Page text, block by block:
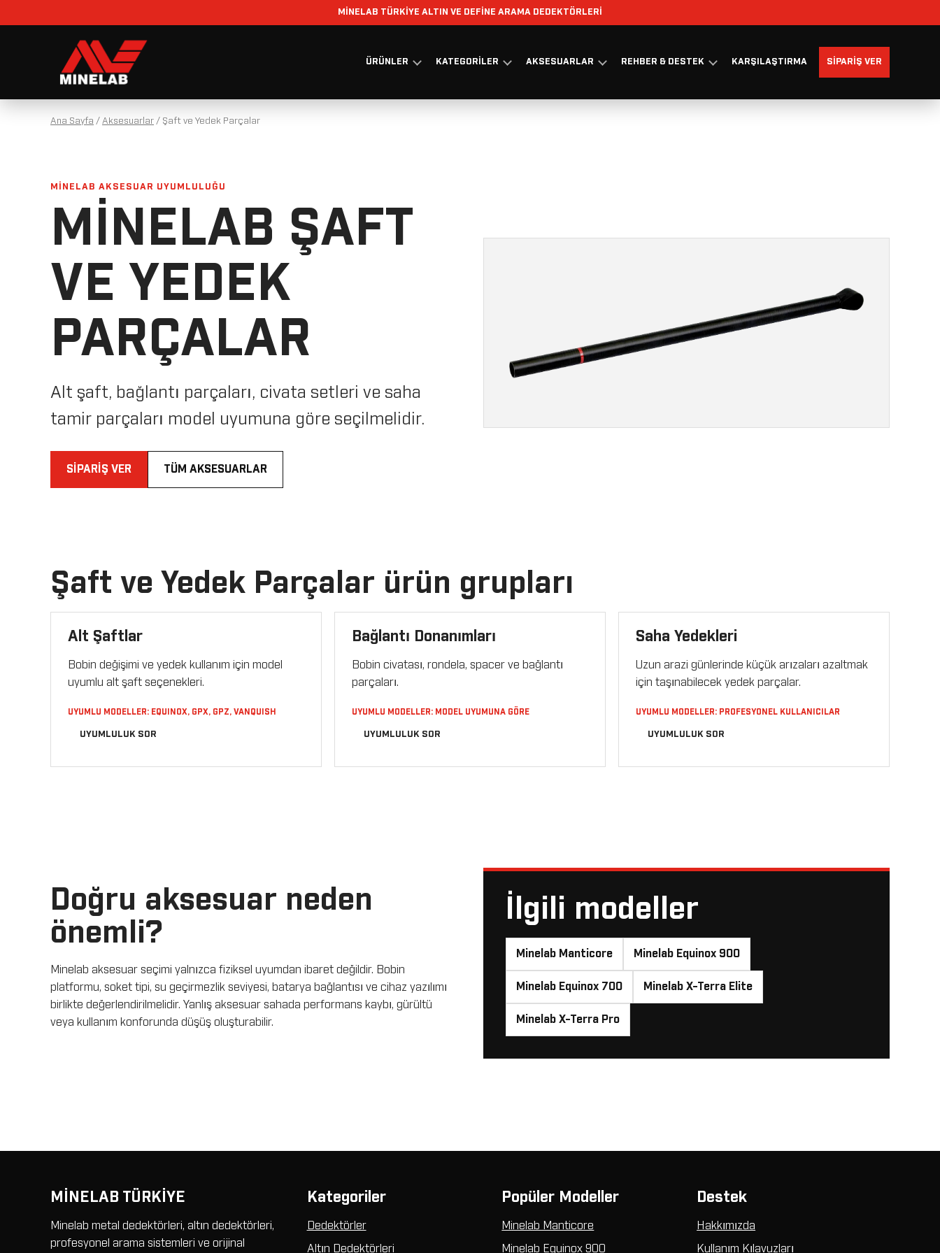
MİNELAB TÜRKİYE ALTIN VE DEFİNE ARAMA DEDEKTÖRLERİ
ÜRÜNLER KATEGORILER AKSESUARLAR REHBER & DESTEK KARŞILAŞTIRMA SIPARIŞ VER
Ana Sayfa / Aksesuarlar / Şaft ve Yedek Parçalar
MINELAB AKSESUAR UYUMLULUĞU
MINELAB ŞAFT
VE YEDEK
PARÇALAR
Alt şaft, bağlantı parçaları, civata setleri ve saha
tamir parçaları model uyumuna göre seçilmelidir.
SIPARIŞ VER TÜM AKSESUARLAR
Şaft ve Yedek Parçalar ürün grupları
Alt Şaftlar
Bobin değişimi ve yedek kullanım için model
uyumlu alt şaft seçenekleri.
UYUMLU MODELLER: EQUINOX, GPX, GPZ, VANQUISH
UYUMLULUK SOR
Bağlantı Donanımları
Bobin civatası, rondela, spacer ve bağlantı
parçaları.
UYUMLU MODELLER: MODEL UYUMUNA GÖRE
UYUMLULUK SOR
Saha Yedekleri
Uzun arazi günlerinde küçük arızaları azaltmak
için taşınabilecek yedek parçalar.
UYUMLU MODELLER: PROFESYONEL KULLANICILAR
UYUMLULUK SOR
Doğru aksesuar neden
önemli?
Minelab aksesuar seçimi yalnızca fiziksel uyumdan ibaret değildir. Bobin
platformu, soket tipi, su geçirmezlik seviyesi, batarya bağlantısı ve cihaz yazılımı
birlikte değerlendirilmelidir. Yanlış aksesuar sahada performans kaybı, gürültü
veya kullanım konforunda düşüş oluşturabilir.
İlgili modeller
Minelab Manticore Minelab Equinox 900
Minelab Equinox 700 Minelab X-Terra Elite
Minelab X-Terra Pro
MİNELAB TÜRKİYE
Minelab metal dedektörleri, altın dedektörleri,
profesyonel arama sistemleri ve orijinal
Kategoriler
Dedektörler
Altın Dedektörleri
Popüler Modeller
Minelab Manticore
Minelab Equinox 900
Destek
Hakkımızda
Kullanım Kılavuzları